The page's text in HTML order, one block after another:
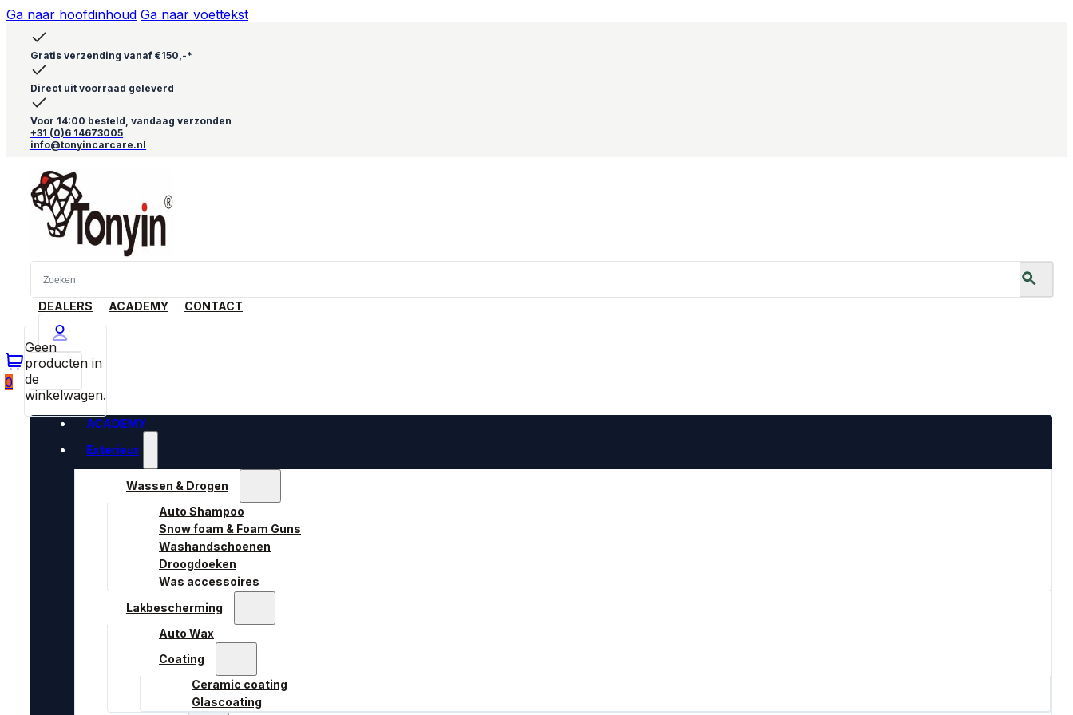
Ga naar hoofdinhoud Ga naar voettekst
Gratis verzending vanaf €150,-*
Direct uit voorraad geleverd
Voor 14:00 besteld, vandaag verzonden
+31 (0)6 14673005
info@tonyincarcare.nl
DEALERS ACADEMY CONTACT
0
Geen
producten in
de
winkelwagen.
ACADEMY
Exterieur
Wassen & Drogen
Auto Shampoo
Snow foam & Foam Guns
Washandschoenen
Droogdoeken
Was accessoires
Lakbescherming
Auto Wax
Coating
Ceramic coating
Glascoating